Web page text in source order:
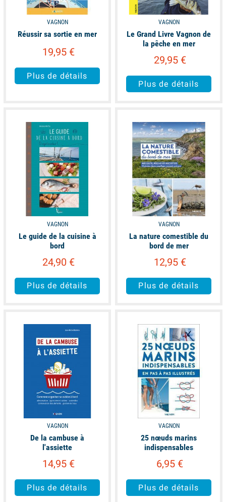
VAGNON
Réussir sa sortie en mer
19,95 €
Plus de détails
VAGNON
Le Grand Livre Vagnon de
la pêche en mer
29,95 €
Plus de détails
available
VAGNON
Le guide de la cuisine à
bord
24,90 €
Plus de détails
available
VAGNON
La nature comestible du
bord de mer
12,95 €
Plus de détails
available
VAGNON
De la cambuse à
l'assiette
14,95 €
Plus de détails
available
VAGNON
25 nœuds marins
indispensables
6,95 €
Plus de détails